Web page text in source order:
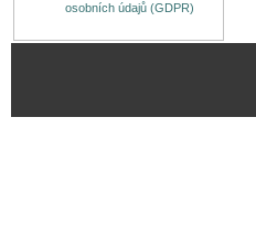
osobních údajů (GDPR)